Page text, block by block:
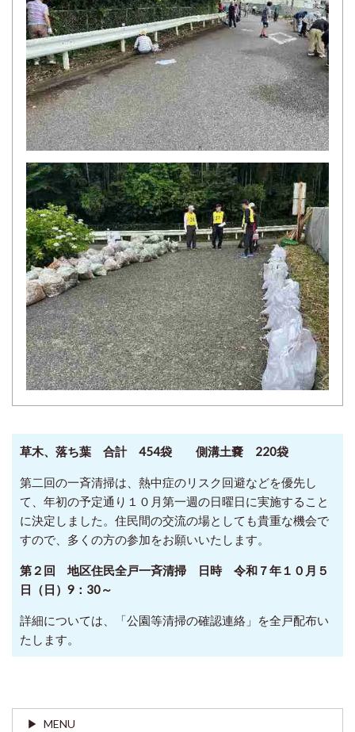
草木、落ち葉 合計 454袋 側溝土嚢 220袋
第二回の一斉清掃は、熱中症のリスク回避などを優先し
て、年初の予定通り１０月第一週の日曜日に実施すること
に決定しました。住民間の交流の場としても貴重な機会で
すので、多くの方の参加をお願いいたします。
第２回 地区住民全戸一斉清掃 日時 令和７年１０月５
日（日） 9 ： 30～
詳細については、「公園等清掃の確認連絡」を全戸配布い
たします。
MENU